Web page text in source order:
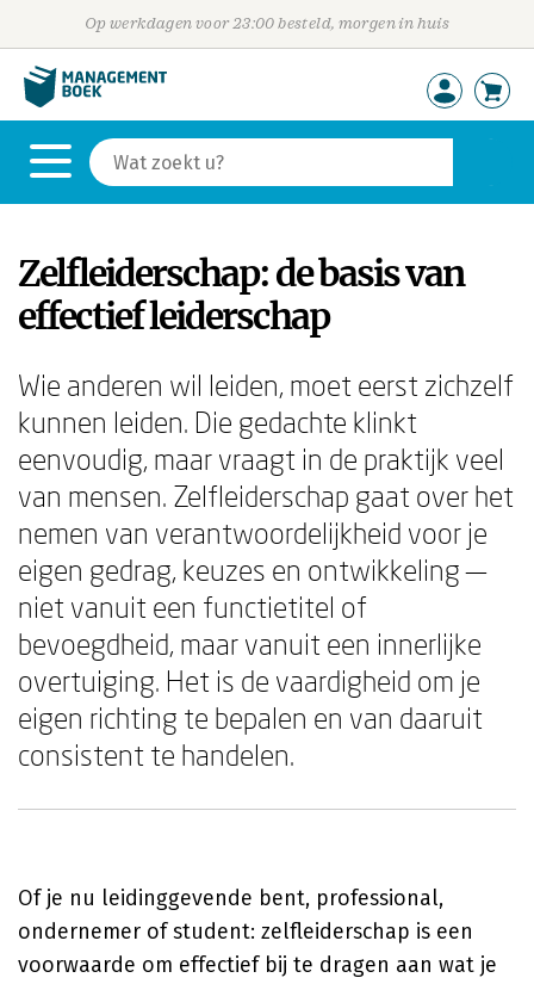
Op werkdagen voor 23:00 besteld, morgen in huis
Zelfleiderschap: de basis van
effectief leiderschap
Wie anderen wil leiden, moet eerst zichzelf
kunnen leiden. Die gedachte klinkt
eenvoudig, maar vraagt in de praktijk veel
van mensen. Zelfleiderschap gaat over het
nemen van verantwoordelijkheid voor je
eigen gedrag, keuzes en ontwikkeling —
niet vanuit een functietitel of
bevoegdheid, maar vanuit een innerlijke
overtuiging. Het is de vaardigheid om je
eigen richting te bepalen en van daaruit
consistent te handelen.
Of je nu leidinggevende bent, professional,
ondernemer of student: zelfleiderschap is een
voorwaarde om effectief bij te dragen aan wat je